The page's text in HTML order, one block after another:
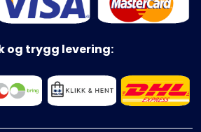
og trygg levering: